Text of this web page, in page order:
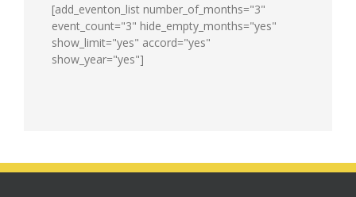
[add_eventon_list number_of_months="3"
event_count="3" hide_empty_months="yes"
show_limit="yes" accord="yes"
show_year="yes"]